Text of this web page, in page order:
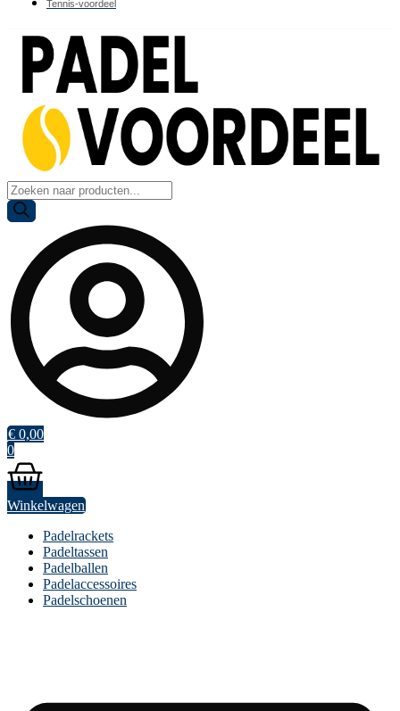
Tennis-voordeel
Producten
zoeken
€ 0,00
0
Winkelwagen
Padelrackets
Padeltassen
Padelballen
Padelaccessoires
Padelschoenen